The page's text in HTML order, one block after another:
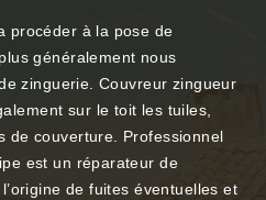
procéder à la pose de
généralement nous
zinguerie. Couvreur zingueur
sur le toit les tuiles,
de couverture. Professionnel
est un réparateur de
de fuites éventuelles et